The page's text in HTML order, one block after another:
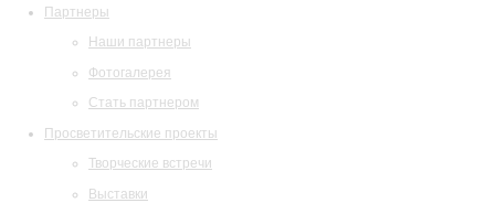
Партнеры
Наши партнеры
Фотогалерея
Стать партнером
Просветительские проекты
Творческие встречи
Выставки